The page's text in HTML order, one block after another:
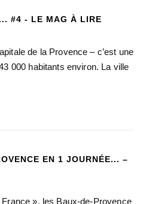
#4 - LE MAG À LIRE
de la Provence – c’est une
000 habitants environ. La ville
EN 1 JOURNÉE... –
», les Baux-de-Provence